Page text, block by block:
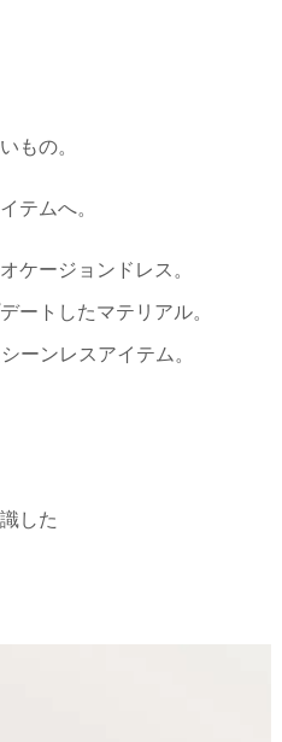
もの。
テムへ。
ケージョンドレス。
ートしたマテリアル。
ーンレスアイテム。
した